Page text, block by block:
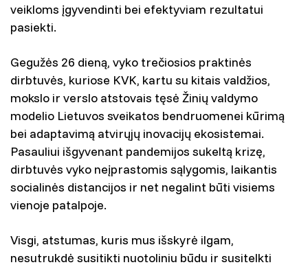
veikloms įgyvendinti bei efektyviam rezultatui
pasiekti.
Gegužės 26 dieną, vyko trečiosios praktinės
dirbtuvės, kuriose KVK, kartu su kitais valdžios,
mokslo ir verslo atstovais tęsė Žinių valdymo
modelio Lietuvos sveikatos bendruomenei kūrimą
bei adaptavimą atvirųjų inovacijų ekosistemai.
Pasauliui išgyvenant pandemijos sukeltą krizę,
dirbtuvės vyko neįprastomis sąlygomis, laikantis
socialinės distancijos ir net negalint būti visiems
vienoje patalpoje.
Visgi, atstumas, kuris mus išskyrė ilgam,
nesutrukdė susitikti nuotoliniu būdu ir susitelkti